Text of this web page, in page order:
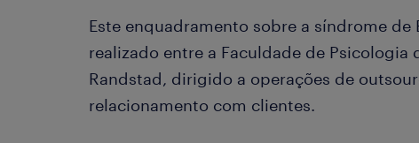
Este enquadramento sobre a síndrome
realizado entre a Faculdade de Psicologia
Randstad, dirigido a operações de
relacionamento com clientes.